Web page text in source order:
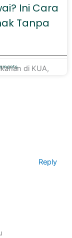
Ini Cara
Tanpa
di KUA,
Reply